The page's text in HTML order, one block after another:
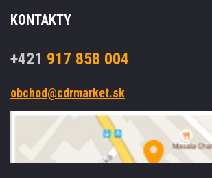
KONTAKTY
+421 917 858 004
obchod@cdrmarket.sk